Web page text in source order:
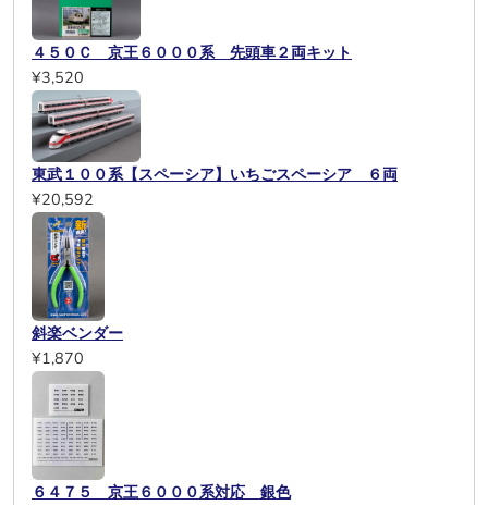
４５０Ｃ 京王６０００系 先頭車２両キット
¥3,520
東武１００系【スペーシア】いちごスペーシア ６両
¥20,592
斜楽ベンダー
¥1,870
６４７５ 京王６０００系対応 銀色